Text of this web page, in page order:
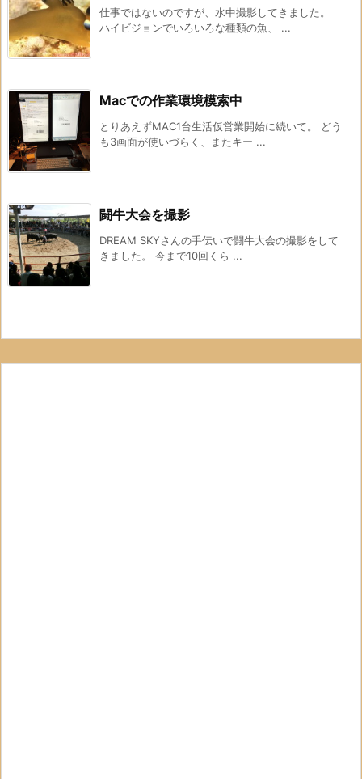
仕事ではないのですが、水中撮影してきました。
ハイビジョンでいろいろな種類の魚、 ...
Macでの作業環境模索中
とりあえずMAC1台生活仮営業開始に続いて。 どう
も3画面が使いづらく、またキー ...
闘牛大会を撮影
DREAM SKYさんの手伝いで闘牛大会の撮影をして
きました。 今まで10回くら ...